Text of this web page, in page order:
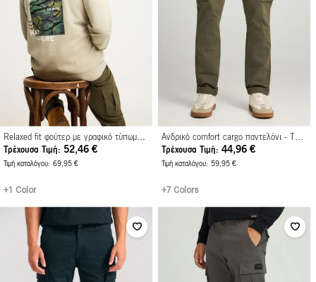
Τρέχουσα Τιμή
52,46 €
Τιμή καταλόγου 69,95 €
+1 Color
Τρέχουσα Τιμή
44,96 €
Τιμή καταλόγου 59,95 €
+7 Colors